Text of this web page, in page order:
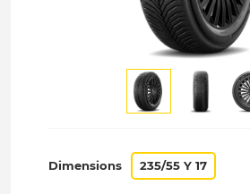
Dimensions 235/55 Y 17